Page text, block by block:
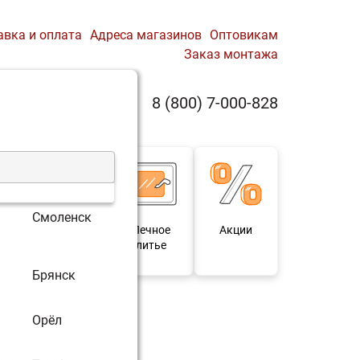
Смоленск
Брянск
Орёл
и оплата Адреса магазинов Оптовикам
Заказ монтажа
8 (800) 7-000-828
Печное
литье
Акции